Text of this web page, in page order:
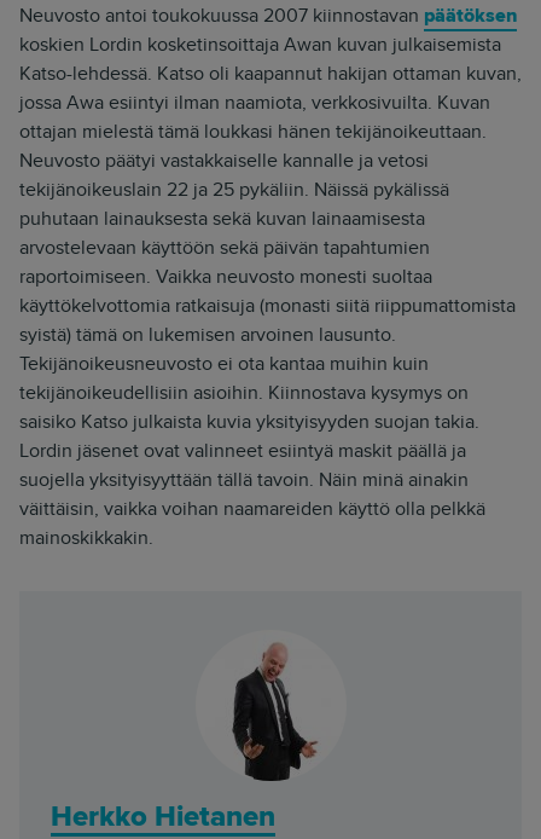
Neuvosto antoi toukokuussa 2007 kiinnostavan päätöksen
koskien Lordin kosketinsoittaja Awan kuvan julkaisemista
Katso-lehdessä. Katso oli kaapannut hakijan ottaman kuvan,
jossa Awa esiintyi ilman naamiota, verkkosivuilta. Kuvan
ottajan mielestä tämä loukkasi hänen tekijänoikeuttaan.
Neuvosto päätyi vastakkaiselle kannalle ja vetosi
tekijänoikeuslain 22 ja 25 pykäliin. Näissä pykälissä
puhutaan lainauksesta sekä kuvan lainaamisesta
arvostelevaan käyttöön sekä päivän tapahtumien
raportoimiseen. Vaikka neuvosto monesti suoltaa
käyttökelvottomia ratkaisuja (monasti siitä riippumattomista
syistä) tämä on lukemisen arvoinen lausunto.
Tekijänoikeusneuvosto ei ota kantaa muihin kuin
tekijänoikeudellisiin asioihin. Kiinnostava kysymys on
saisiko Katso julkaista kuvia yksityisyyden suojan takia.
Lordin jäsenet ovat valinneet esiintyä maskit päällä ja
suojella yksityisyyttään tällä tavoin. Näin minä ainakin
väittäisin, vaikka voihan naamareiden käyttö olla pelkkä
mainoskikkakin.
Herkko Hietanen